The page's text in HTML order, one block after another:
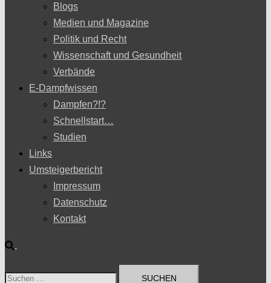
Blogs
Medien und Magazine
Politik und Recht
Wissenschaft und Gesundheit
Verbände
E-Dampfwissen
Dampfen?!?
Schnellstart…
Studien
Links
Umsteigerbericht
Impressum
Datenschutz
Kontakt
Suche
Suchen